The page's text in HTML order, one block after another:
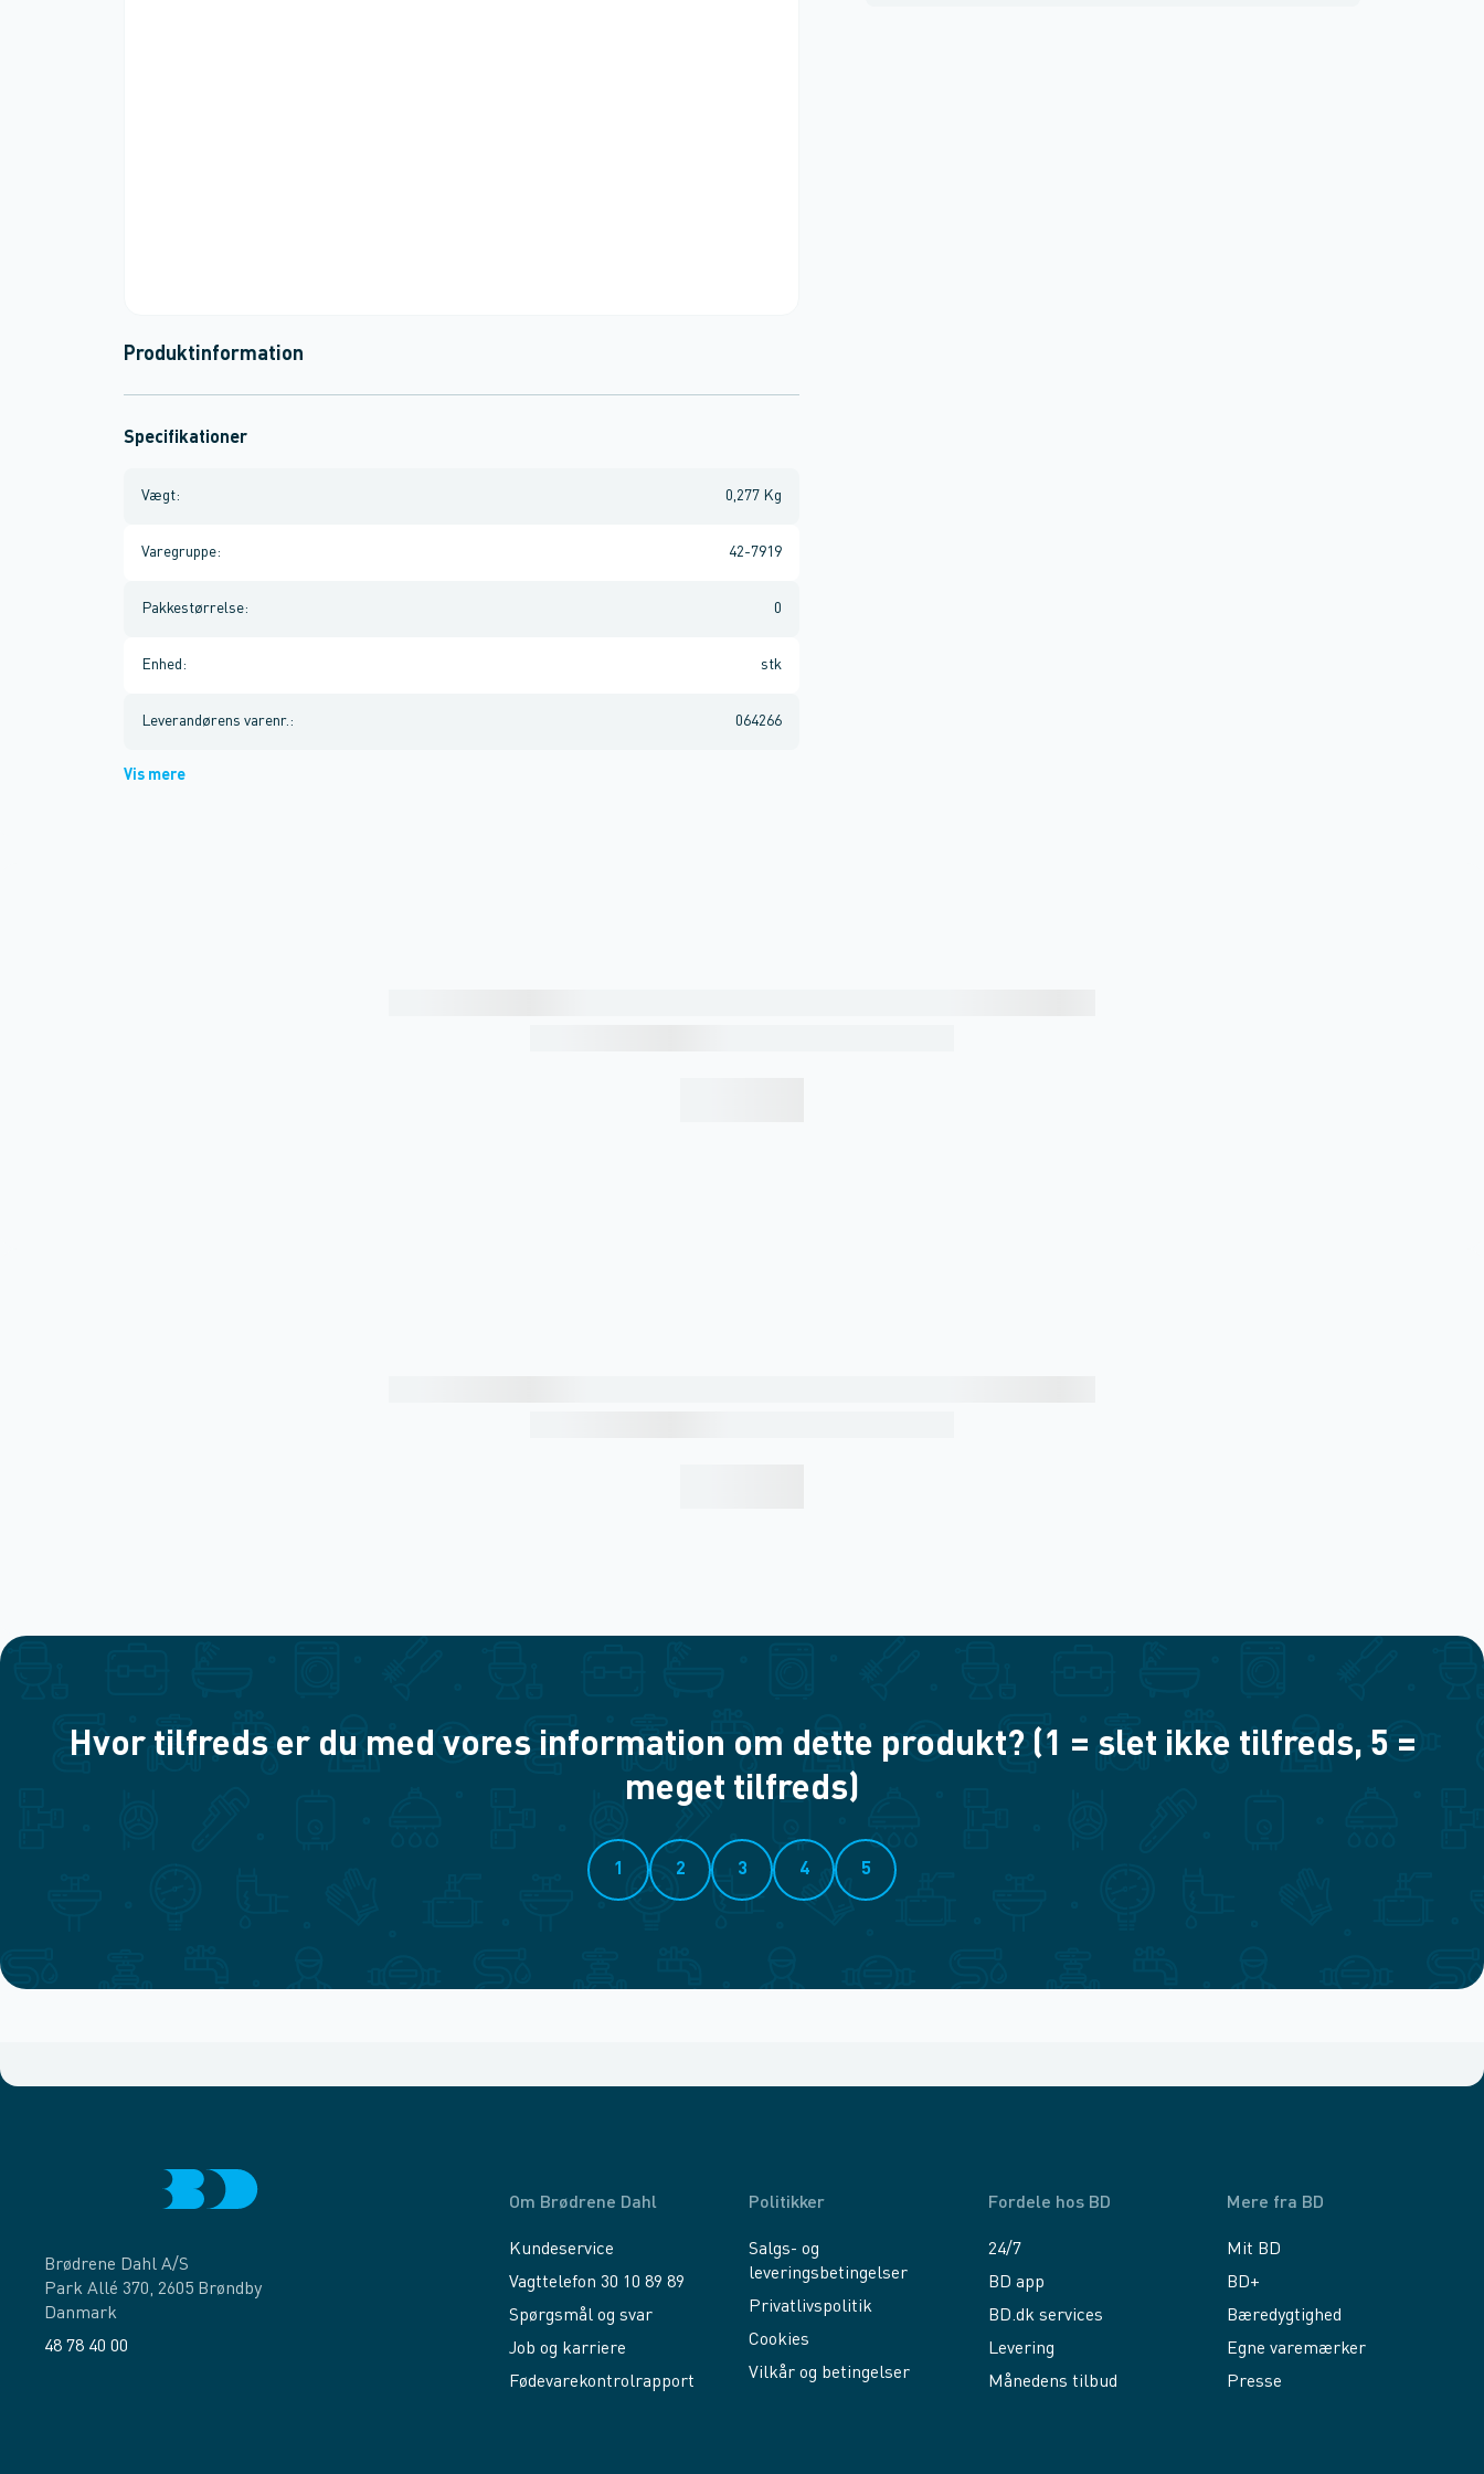
Produktinformation
Specifikationer
Vægt: 0,277 Kg
Varegruppe: 42-7919
Pakkestørrelse: 0
Enhed : stk
Leverandørens varenr. : 064266
Vis mere
Hvor tilfreds er du med vores information om dette produkt? (1 = slet ikke tilfreds, 5 =
meget tilfreds)
1 2 3 4 5
Brødrene Dahl A/S
Park Allé 370, 2605 Brøndby
Danmark
48 78 40 00
Om Brødrene Dahl
Kundeservice
Vagttelefon 30 10 89 89
Spørgsmål og svar
Job og karriere
Fødevarekontrolrapport
Politikker
Salgs- og
leveringsbetingelser
Privatlivspolitik
Cookies
Vilkår og betingelser
Fordele hos BD
24/7
BD app
BD.dk services
Levering
Månedens tilbud
Mere fra BD
Mit BD
BD+
Bæredygtighed
Egne varemærker
Presse